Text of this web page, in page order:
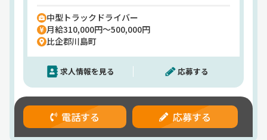
して始められます。配送先は県内のスーパーや飲食
店など、1日10〜15件程度。景気の影響を受けにく
い食品配送のため、安定して長く働くことができま
す！また、充実した福利厚生も当社の魅力のひと
つ。全国21ヶ所の契約保養所、無事故表彰制度、永
年勤続表彰、資格取得補助など、社員の暮らしをし
っかり支える制度が整っています。さらに計10万円
にもなる「入社祝い金」もあり、転職時の最初の不
安も軽減。休日は月8以上⇒希望休取得もOK！子ど
もの行事や家庭の都合など、プライベートとの両立
中型トラックドライバー
月給310,000円～500,000円
比企郡川島町
求人情報を見る 応募する
電話する 応募する